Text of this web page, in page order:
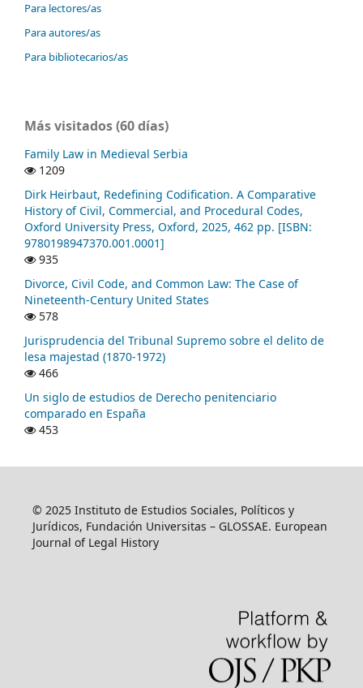
Para lectores/as
Para autores/as
Para bibliotecarios/as
Más visitados (60 días)
Family Law in Medieval Serbia
1209
Dirk Heirbaut, Redefining Codification. A Comparative
History of Civil, Commercial, and Procedural Codes,
Oxford University Press, Oxford, 2025, 462 pp. [ISBN:
9780198947370.001.0001]
935
Divorce, Civil Code, and Common Law: The Case of
Nineteenth-Century United States
578
Jurisprudencia del Tribunal Supremo sobre el delito de
lesa majestad (1870-1972)
466
Un siglo de estudios de Derecho penitenciario
comparado en España
453
© 2025 Instituto de Estudios Sociales, Políticos y
Jurídicos, Fundación Universitas – GLOSSAE. European
Journal of Legal History